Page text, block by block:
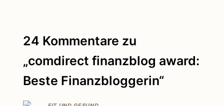
24 Kommentare zu
„comdirect finanzblog award:
Beste Finanzbloggerin“